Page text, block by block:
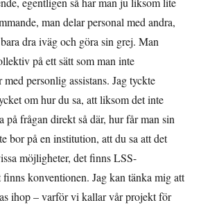
man delar personal med andra,
dra iväg och göra sin grej. Man
på ett sätt som man inte
personlig assistans. Jag tyckte
om hur du sa, att liksom det inte
på frågan direkt så där, hur får man sin
bor på en institution, att du sa att det
möjligheter, det finns LSS-
konventionen. Jag kan tänka mig att
ihop – varför vi kallar vår projekt för